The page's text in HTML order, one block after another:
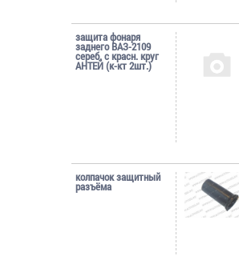
защита фонаря
заднего ВАЗ-2109
сереб. с красн. круг
АНТЕЙ (к-кт 2шт.)
колпачок защитный
разъёма